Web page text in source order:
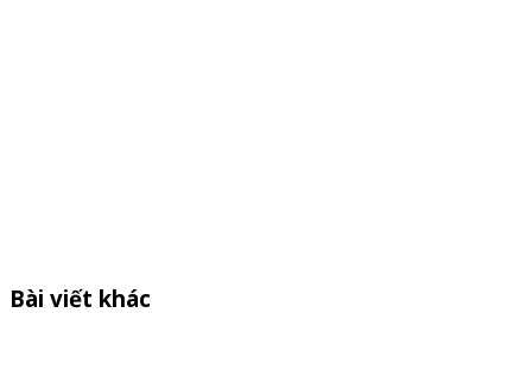
Bài viết khác